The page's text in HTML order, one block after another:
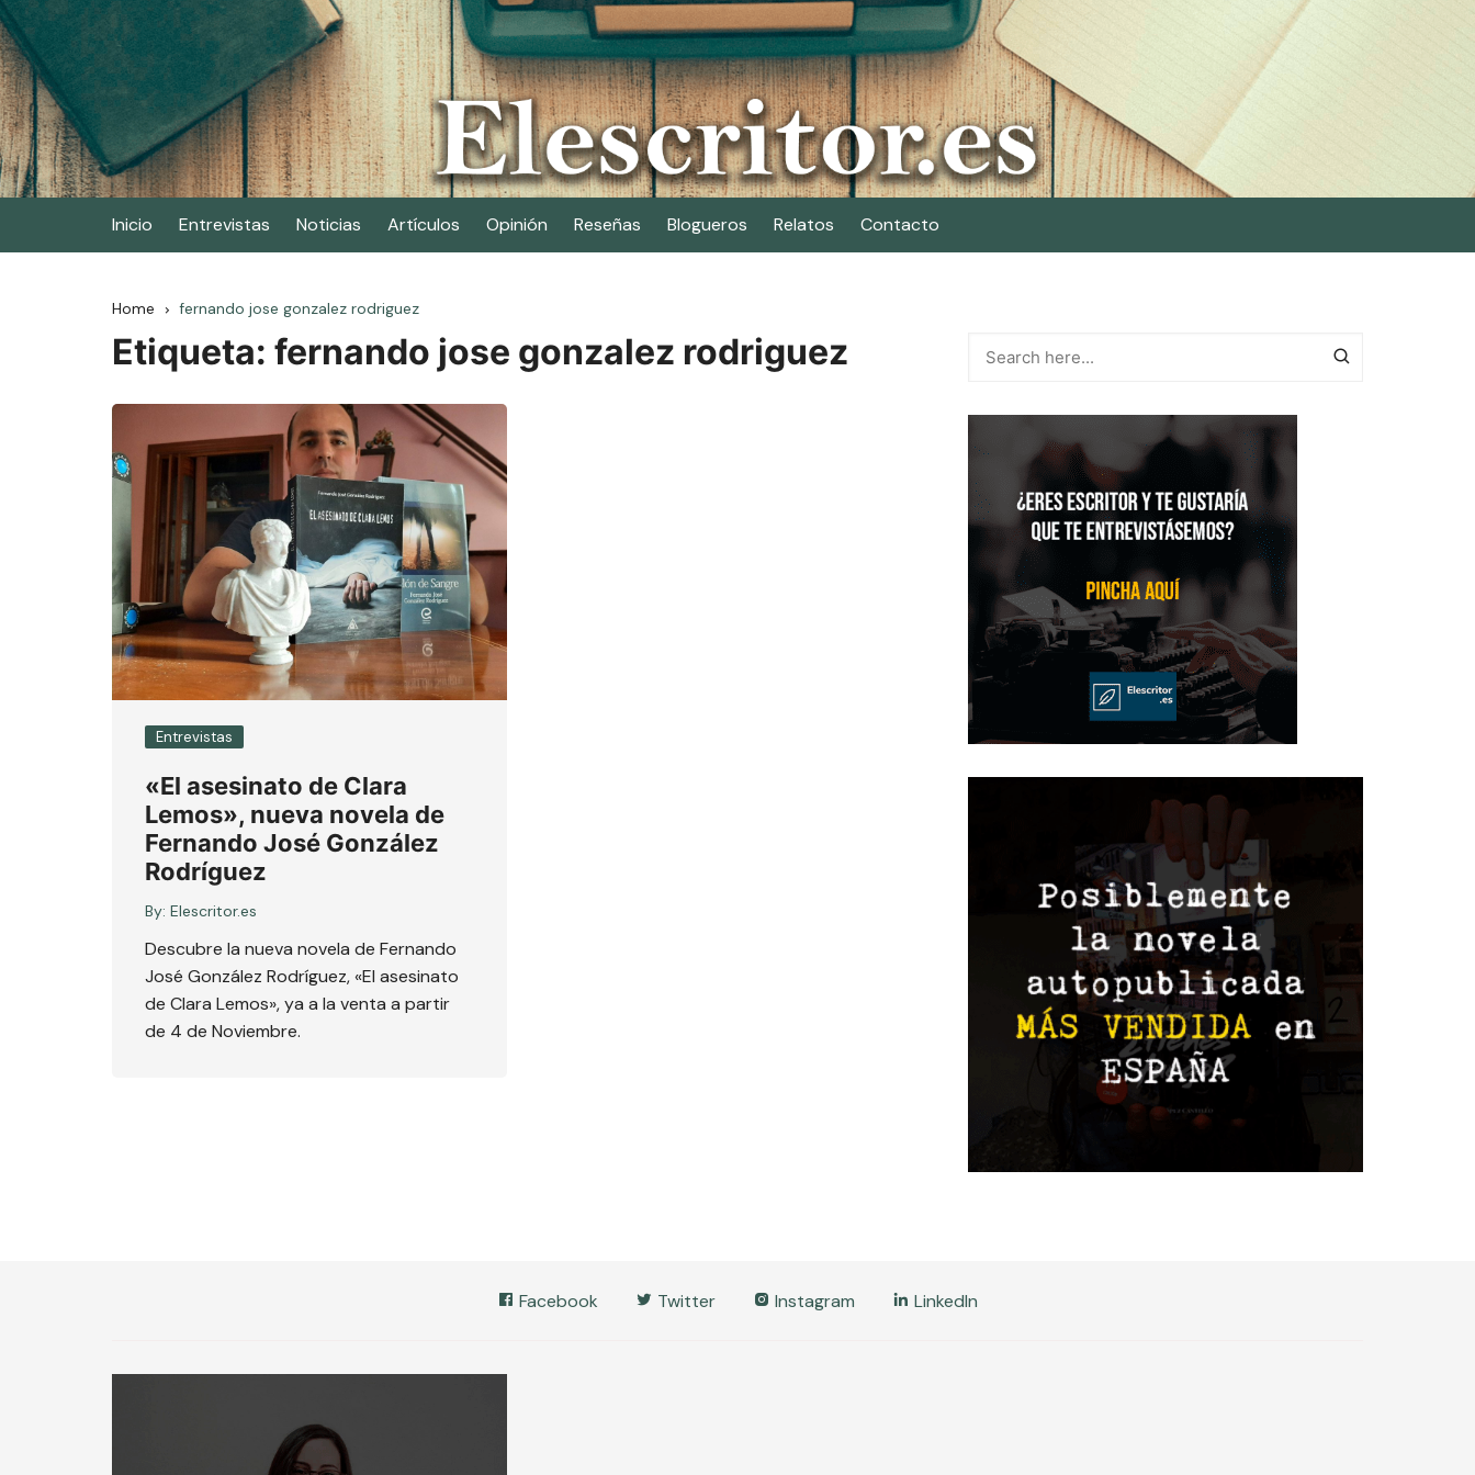
Skip
to
content
Elescritor.es
El periódico digital de los escritores
Inicio Entrevistas Noticias Artículos Opinión Reseñas Blogueros Relatos Contacto
Home fernando jose gonzalez rodriguez
Etiqueta: fernando jose gonzalez rodriguez
Entrevistas
«El asesinato de Clara
Lemos», nueva novela de
Fernando José González
Rodríguez
By: Elescritor.es
Descubre la nueva novela de Fernando
José González Rodríguez, «El asesinato
de Clara Lemos», ya a la venta a partir
de 4 de Noviembre.
Facebook Twitter Instagram LinkedIn